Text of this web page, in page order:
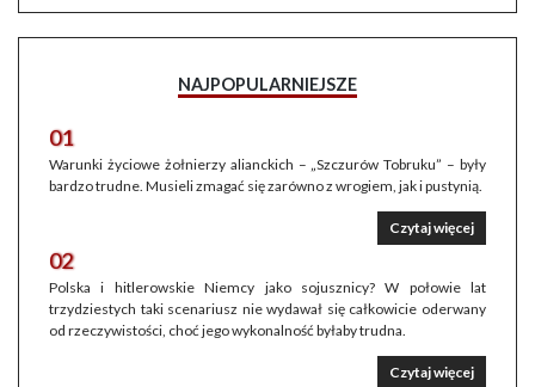
NAJPOPULARNIEJSZE
01
Warunki życiowe żołnierzy alianckich – „Szczurów Tobruku” – były
bardzo trudne. Musieli zmagać się zarówno z wrogiem, jak i pustynią.
Czytaj więcej
02
Polska i hitlerowskie Niemcy jako sojusznicy? W połowie lat
trzydziestych taki scenariusz nie wydawał się całkowicie oderwany
od rzeczywistości, choć jego wykonalność byłaby trudna.
Czytaj więcej